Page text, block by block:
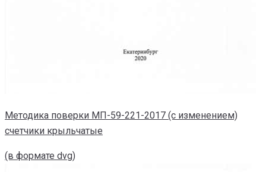
Методика поверки МП-59-221-2017 (с изменением)
счетчики крыльчатые
(в формате dvg)